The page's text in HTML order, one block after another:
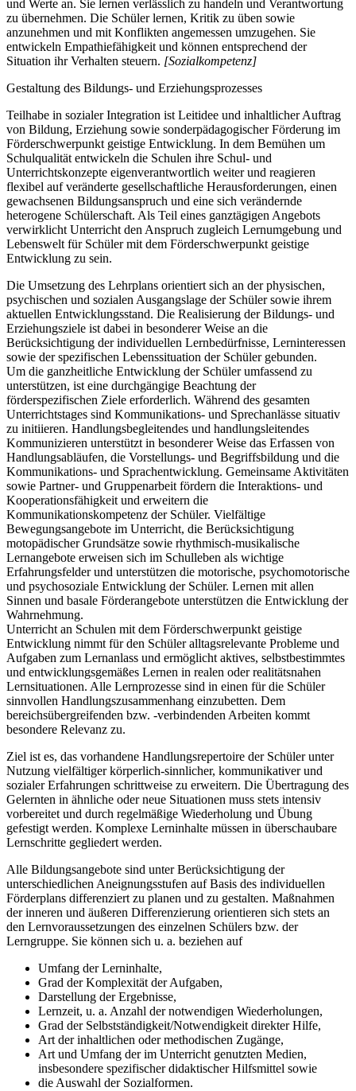
und Werte an. Sie lernen verlässlich zu handeln und Verantwortung
zu übernehmen. Die Schüler lernen, Kritik zu üben sowie
anzunehmen und mit Konflikten angemessen umzugehen. Sie
entwickeln Empathiefähigkeit und können entsprechend der
Situation ihr Verhalten steuern. [Sozialkompetenz]
Gestaltung des Bildungs- und Erziehungsprozesses
Teilhabe in sozialer Integration ist Leitidee und inhaltlicher Auftrag
von Bildung, Erziehung sowie sonderpädagogischer Förderung im
Förderschwerpunkt geistige Entwicklung. In dem Bemühen um
Schulqualität entwickeln die Schulen ihre Schul- und
Unterrichtskonzepte eigenverantwortlich weiter und reagieren
flexibel auf veränderte gesellschaftliche Herausforderungen, einen
gewachsenen Bildungsanspruch und eine sich verändernde
heterogene Schülerschaft. Als Teil eines ganztägigen Angebots
verwirklicht Unterricht den Anspruch zugleich Lernumgebung und
Lebenswelt für Schüler mit dem Förderschwerpunkt geistige
Entwicklung zu sein.
Die Umsetzung des Lehrplans orientiert sich an der physischen,
psychischen und sozialen Ausgangslage der Schüler sowie ihrem
aktuellen Entwicklungsstand. Die Realisierung der Bildungs- und
Erziehungsziele ist dabei in besonderer Weise an die
Berücksichtigung der individuellen Lernbedürfnisse, Lerninteressen
sowie der spezifischen Lebenssituation der Schüler gebunden.
Um die ganzheitliche Entwicklung der Schüler umfassend zu
unterstützen, ist eine durchgängige Beachtung der
förderspezifischen Ziele erforderlich. Während des gesamten
Unterrichtstages sind Kommunikations- und Sprechanlässe situativ
zu initiieren. Handlungsbegleitendes und handlungsleitendes
Kommunizieren unterstützt in besonderer Weise das Erfassen von
Handlungsabläufen, die Vorstellungs- und Begriffsbildung und die
Kommunikations- und Sprachentwicklung. Gemeinsame Aktivitäten
sowie Partner- und Gruppenarbeit fördern die Interaktions- und
Kooperationsfähigkeit und erweitern die
Kommunikationskompetenz der Schüler. Vielfältige
Bewegungsangebote im Unterricht, die Berücksichtigung
motopädischer Grundsätze sowie rhythmisch-musikalische
Lernangebote erweisen sich im Schulleben als wichtige
Erfahrungsfelder und unterstützen die motorische, psychomotorische
und psychosoziale Entwicklung der Schüler. Lernen mit allen
Sinnen und basale Förderangebote unterstützen die Entwicklung der
Wahrnehmung.
Unterricht an Schulen mit dem Förderschwerpunkt geistige
Entwicklung nimmt für den Schüler alltagsrelevante Probleme und
Aufgaben zum Lernanlass und ermöglicht aktives, selbstbestimmtes
und entwicklungsgemäßes Lernen in realen oder realitätsnahen
Lernsituationen. Alle Lernprozesse sind in einen für die Schüler
sinnvollen Handlungszusammenhang einzubetten. Dem
bereichsübergreifenden bzw. -verbindenden Arbeiten kommt
besondere Relevanz zu.
Ziel ist es, das vorhandene Handlungsrepertoire der Schüler unter
Nutzung vielfältiger körperlich-sinnlicher, kommunikativer und
sozialer Erfahrungen schrittweise zu erweitern. Die Übertragung des
Gelernten in ähnliche oder neue Situationen muss stets intensiv
vorbereitet und durch regelmäßige Wiederholung und Übung
gefestigt werden. Komplexe Lerninhalte müssen in überschaubare
Lernschritte gegliedert werden.
Alle Bildungsangebote sind unter Berücksichtigung der
unterschiedlichen Aneignungsstufen auf Basis des individuellen
Förderplans differenziert zu planen und zu gestalten. Maßnahmen
der inneren und äußeren Differenzierung orientieren sich stets an
den Lernvoraussetzungen des einzelnen Schülers bzw. der
Lerngruppe. Sie können sich u. a. beziehen auf
Umfang der Lerninhalte,
Grad der Komplexität der Aufgaben,
Darstellung der Ergebnisse,
Lernzeit, u. a. Anzahl der notwendigen Wiederholungen,
Grad der Selbstständigkeit/Notwendigkeit direkter Hilfe,
Art der inhaltlichen oder methodischen Zugänge,
Art und Umfang der im Unterricht genutzten Medien,
insbesondere spezifischer didaktischer Hilfsmittel sowie
die Auswahl der Sozialformen.